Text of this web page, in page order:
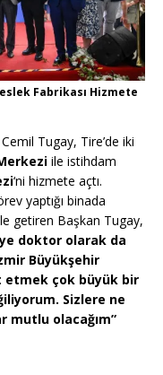
Fabrikası Hizmete
Tugay, Tire’de iki
ile istihdam
‘ni hizmete açtı.
yaptığı binada
getiren Başkan Tugay,
doktor olarak da
Büyükşehir
etmek çok büyük bir
Sizlere ne
mutlu olacağım”